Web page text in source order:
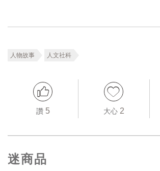
人物故事 人文社科
讚 5 大心 2
迷商品